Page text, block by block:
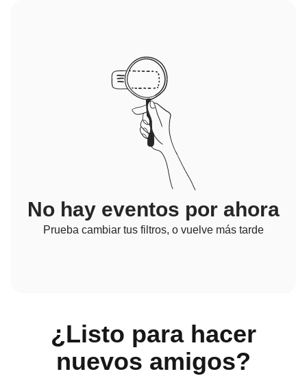
No hay eventos por ahora
Prueba cambiar tus filtros, o vuelve más tarde
¿Listo para hacer
nuevos amigos?